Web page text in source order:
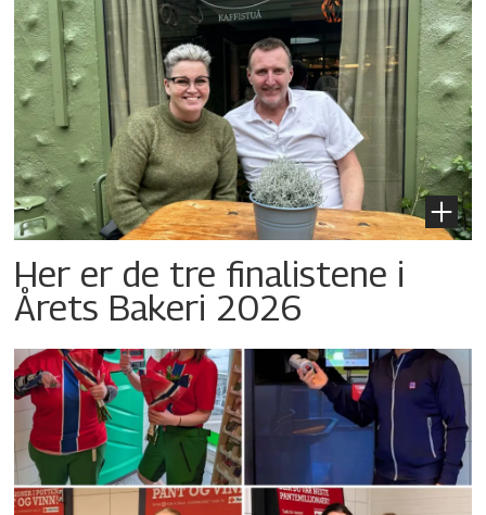
Her er de tre finalistene i
Årets Bakeri 2026